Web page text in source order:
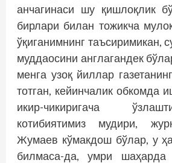
анчагинаси шу қишлоқлик
бирлари билан тожикча
ўқиганимнинг таъсиримикан,
муддаосини англагандек
менга узоқ йиллар
тотган, кейинчалик обкомда
икир-чикиригача
котибиятимиз мудири,
Жумаев кўмакдош бўлар, у
билмаса-да, умри шаҳарда